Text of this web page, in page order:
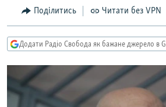
Перейти
до
пошуку
СУСПІЛЬСТВО
УКРАЇНА
ДОНБАС.РЕАЛІЇ
ТИ ЯК?
СХЕМИ
КИТАЙ.ВИКЛИКИ
Поділитись Читати без VPN
Додати Радіо Свобода як бажане джерело в